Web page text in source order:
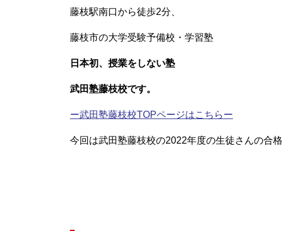
藤枝駅南口から徒歩2分、
藤枝市の大学受験予備校・学習塾
日本初、授業をしない塾
武田塾藤枝校です。
ー武田塾藤枝校TOPページはこちらー
今回は武田塾藤枝校の2022年度の生徒さんの合